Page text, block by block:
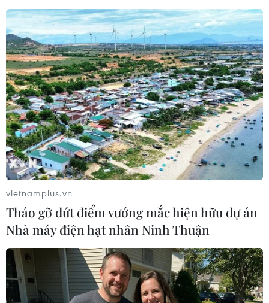
Ngày 10/4, Thủ tướng Ấn Độ Narendra Modi đã đến
thủ đô Paris, bắt đầu chuyến thăm chính thức Pháp
nhằm tạo ra một bước tiến lịch sử trong quan hệ hai
nước.
Hàn Quốc điều tra dự án máy bay chiến
vietnamplus.vn
Tháo gỡ dứt điểm vướng mắc hiện hữu dự án
Nhà máy điện hạt nhân Ninh Thuận